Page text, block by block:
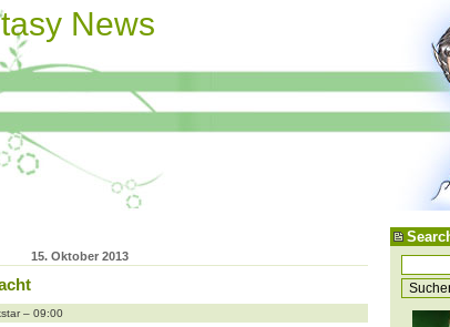
News
15. Oktober 2013
– 09:00